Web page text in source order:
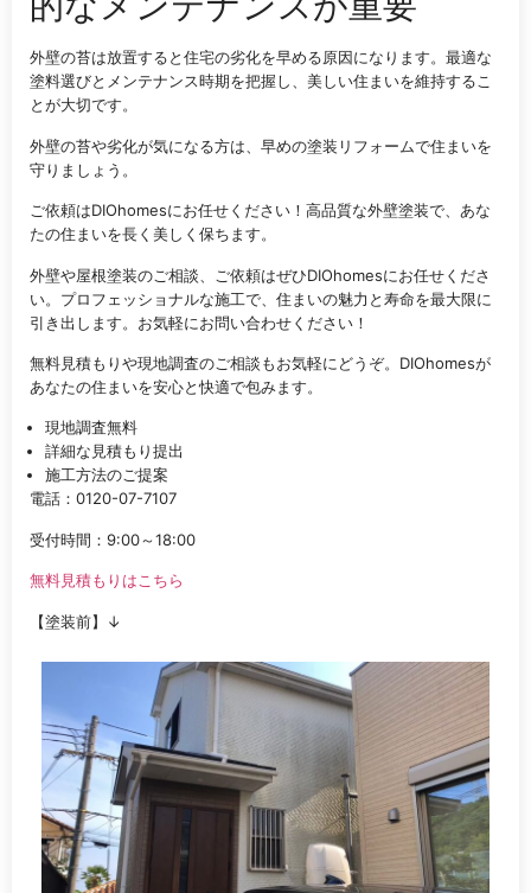
外壁の苔は放置すると住宅の劣化を早める原因になります。最適な
塗料選びとメンテナンス時期を把握し、美しい住まいを維持するこ
とが大切です。
外壁の苔や劣化が気になる方は、早めの塗装リフォームで住まいを
守りましょう。
ご依頼はDIOhomesにお任せください！高品質な外壁塗装で、あな
たの住まいを長く美しく保ちます。
外壁や屋根塗装のご相談、ご依頼はぜひDIOhomesにお任せくださ
い。プロフェッショナルな施工で、住まいの魅力と寿命を最大限に
引き出します。お気軽にお問い合わせください！
無料見積もりや現地調査のご相談もお気軽にどうぞ。DIOhomesが
あなたの住まいを安心と快適で包みます。
現地調査無料
詳細な見積もり提出
施工方法のご提案
電話：0120-07-7107
受付時間：9:00～18:00
無料見積もりはこちら
【塗装前】↓